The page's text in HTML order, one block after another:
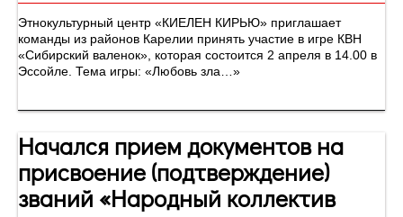
Этнокультурный центр «КИЕЛЕН КИРЬЮ» приглашает
команды из районов Карелии принять участие в игре КВН
«Сибирский валенок», которая состоится 2 апреля в 14.00 в
Эссойле. Тема игры: «Любовь зла…»
Начался прием документов на
присвоение (подтверждение)
званий «Народный коллектив